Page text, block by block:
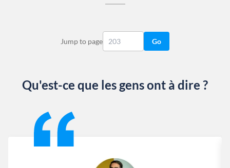
Jump to page Go
Qu'est-ce que les gens ont à dire ?